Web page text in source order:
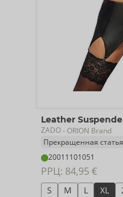
Leather
ZADO- ORION Brand
Прекращенная статья
20011101051
РРЦ: 84,95 €
S M L XL